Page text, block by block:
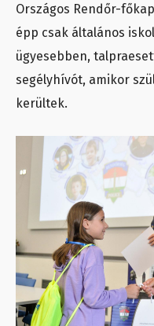
Országos Rendőr-
épp csak általános
ügyesebben,
segélyhívót, amikor
kerültek.